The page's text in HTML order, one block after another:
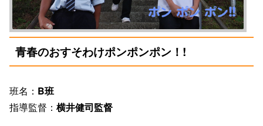
青春のおすそわけポンポンポン！!
班名： B班
指導監督： 横井健司監督